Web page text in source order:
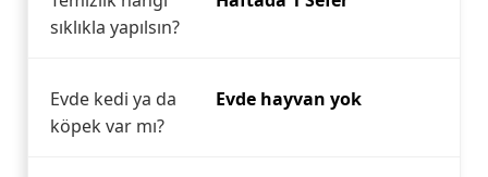
sıklıkla yapılsın?
Evde kedi ya da
köpek var mı?
Evde hayvan yok